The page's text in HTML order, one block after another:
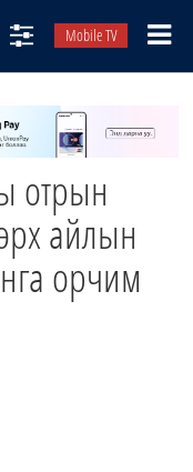
Mobile TV
отрын
айлын
орчим